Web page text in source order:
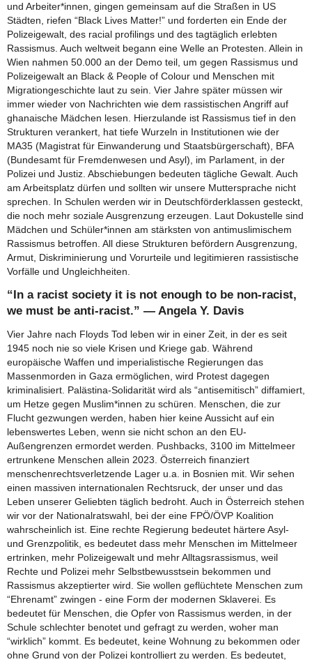
und Arbeiter*innen, gingen gemeinsam auf die Straßen in US
Städten, riefen “Black Lives Matter!” und forderten ein Ende der
Polizeigewalt, des racial profilings und des tagtäglich erlebten
Rassismus. Auch weltweit begann eine Welle an Protesten. Allein in
Wien nahmen 50.000 an der Demo teil, um gegen Rassismus und
Polizeigewalt an Black & People of Colour und Menschen mit
Migrationgeschichte laut zu sein. Vier Jahre später müssen wir
immer wieder von Nachrichten wie dem rassistischen Angriff auf
ghanaische Mädchen lesen. Hierzulande ist Rassismus tief in den
Strukturen verankert, hat tiefe Wurzeln in Institutionen wie der
MA35 (Magistrat für Einwanderung und Staatsbürgerschaft), BFA
(Bundesamt für Fremdenwesen und Asyl), im Parlament, in der
Polizei und Justiz. Abschiebungen bedeuten tägliche Gewalt. Auch
am Arbeitsplatz dürfen und sollten wir unsere Muttersprache nicht
sprechen. In Schulen werden wir in Deutschförderklassen gesteckt,
die noch mehr soziale Ausgrenzung erzeugen. Laut Dokustelle sind
Mädchen und Schüler*innen am stärksten von antimuslimischem
Rassismus betroffen. All diese Strukturen befördern Ausgrenzung,
Armut, Diskriminierung und Vorurteile und legitimieren rassistische
Vorfälle und Ungleichheiten.
“In a racist society it is not enough to be non-racist,
we must be anti-racist.” ― Angela Y. Davis
Vier Jahre nach Floyds Tod leben wir in einer Zeit, in der es seit
1945 noch nie so viele Krisen und Kriege gab. Während
europäische Waffen und imperialistische Regierungen das
Massenmorden in Gaza ermöglichen, wird Protest dagegen
kriminalisiert. Palästina-Solidarität wird als “antisemitisch” diffamiert,
um Hetze gegen Muslim*innen zu schüren. Menschen, die zur
Flucht gezwungen werden, haben hier keine Aussicht auf ein
lebenswertes Leben, wenn sie nicht schon an den EU-
Außengrenzen ermordet werden. Pushbacks, 3100 im Mittelmeer
ertrunkene Menschen allein 2023. Österreich finanziert
menschenrechtsverletzende Lager u.a. in Bosnien mit. Wir sehen
einen massiven internationalen Rechtsruck, der unser und das
Leben unserer Geliebten täglich bedroht. Auch in Österreich stehen
wir vor der Nationalratswahl, bei der eine FPÖ/ÖVP Koalition
wahrscheinlich ist. Eine rechte Regierung bedeutet härtere Asyl-
und Grenzpolitik, es bedeutet dass mehr Menschen im Mittelmeer
ertrinken, mehr Polizeigewalt und mehr Alltagsrassismus, weil
Rechte und Polizei mehr Selbstbewusstsein bekommen und
Rassismus akzeptierter wird. Sie wollen geflüchtete Menschen zum
“Ehrenamt” zwingen - eine Form der modernen Sklaverei. Es
bedeutet für Menschen, die Opfer von Rassismus werden, in der
Schule schlechter benotet und gefragt zu werden, woher man
“wirklich” kommt. Es bedeutet, keine Wohnung zu bekommen oder
ohne Grund von der Polizei kontrolliert zu werden. Es bedeutet,